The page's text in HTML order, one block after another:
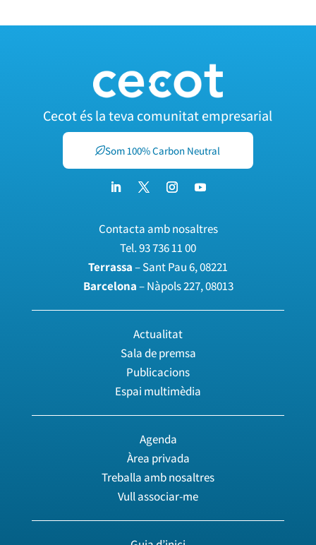
Cecot és la teva comunitat empresarial
Som 100% Carbon Neutral
Contacta amb nosaltres
Tel.93 736 11 00
Terrassa– Sant Pau 6, 08221
Barcelona– Nàpols 227, 08013
Actualitat
Sala de premsa
Publicacions
Espai multimèdia
Agenda
Àrea privada
Treballa amb nosaltres
Vull associar-me